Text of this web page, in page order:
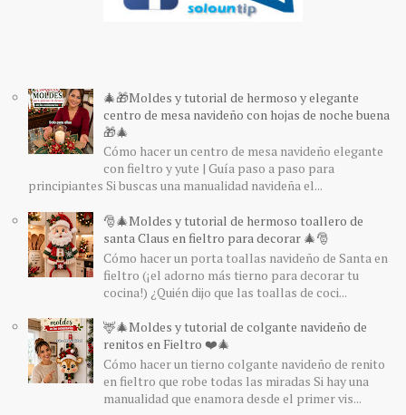
🎄🎁Moldes y tutorial de hermoso y elegante
centro de mesa navideño con hojas de noche buena
🎁🎄
Cómo hacer un centro de mesa navideño elegante
con fieltro y yute | Guía paso a paso para
principiantes Si buscas una manualidad navideña el...
🎅🎄Moldes y tutorial de hermoso toallero de
santa Claus en fieltro para decorar 🎄🎅
Cómo hacer un porta toallas navideño de Santa en
fieltro (¡el adorno más tierno para decorar tu
cocina!) ¿Quién dijo que las toallas de coci...
🦌🎄Moldes y tutorial de colgante navideño de
renitos en Fieltro ❤️🎄
Cómo hacer un tierno colgante navideño de renito
en fieltro que robe todas las miradas Si hay una
manualidad que enamora desde el primer vis...